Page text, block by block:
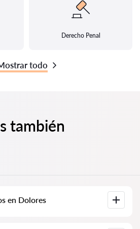
Derecho Penal
todo
también
en Dolores